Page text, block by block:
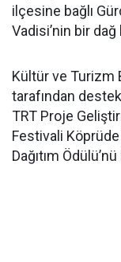
ilçesine bağlı
Vadisi’nin bir
Kültür ve Turizm
tarafından
TRT Proje
Festivali
Dağıtım